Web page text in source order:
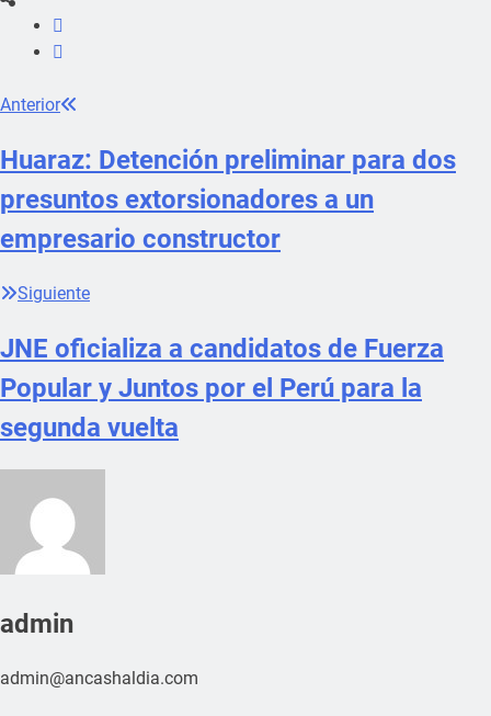
Anterior
Huaraz: Detención preliminar para dos
presuntos extorsionadores a un
empresario constructor
Siguiente
JNE oficializa a candidatos de Fuerza
Popular y Juntos por el Perú para la
segunda vuelta
admin
admin@ancashaldia.com